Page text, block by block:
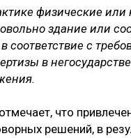
физические
здание или
с
в
что
решений, в